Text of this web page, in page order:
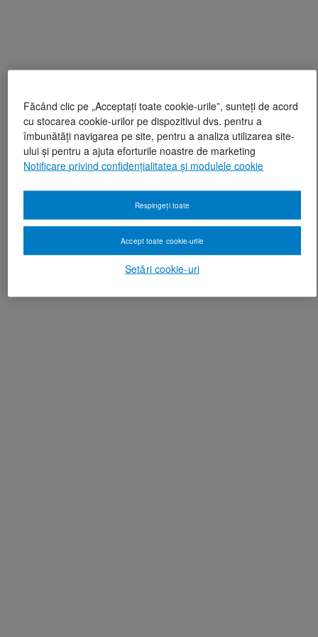
Făcând clic pe „Acceptați toate cookie-urile”, sunteți de acord
cu stocarea cookie-urilor pe dispozitivul dvs. pentru a
îmbunătăți navigarea pe site, pentru a analiza utilizarea site-
ului și pentru a ajuta eforturile noastre de marketing
Notificare privind confidențialitatea și modulele cookie
Setări cookie-uri
Respingeți toate
Accept toate cookie-urile